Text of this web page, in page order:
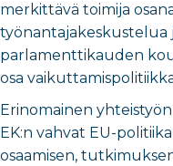
merkittävä toimija
työnantajakeskustelua
parlamenttikauden
osa
Erinomainen
EK:n vahvat EU-
osaamisen,